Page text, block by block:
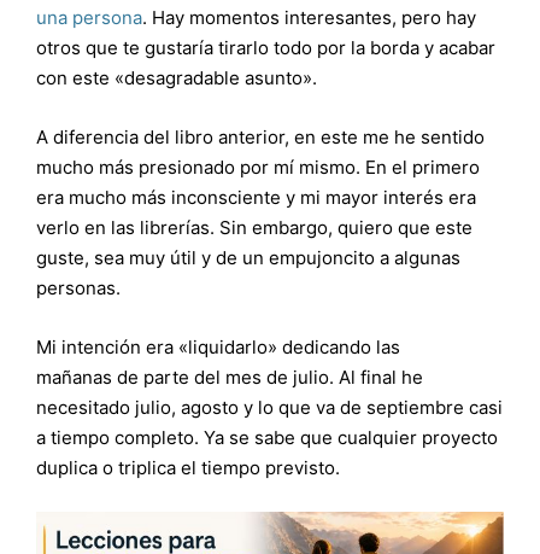
una persona. Hay momentos interesantes, pero hay
otros que te gustaría tirarlo todo por la borda y acabar
con este «desagradable asunto».
A diferencia del libro anterior, en este me he sentido
mucho más presionado por mí mismo. En el primero
era mucho más inconsciente y mi mayor interés era
verlo en las librerías. Sin embargo, quiero que este
guste, sea muy útil y de un empujoncito a algunas
personas.
Mi intención era «liquidarlo» dedicando las
mañanas de parte del mes de julio. Al final he
necesitado julio, agosto y lo que va de septiembre casi
a tiempo completo. Ya se sabe que cualquier proyecto
duplica o triplica el tiempo previsto.